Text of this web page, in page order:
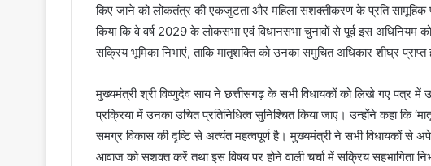
किए जाने को लोकतंत्र की एकजुटता और महिला सशक्तीकरण के प्रति सामूहिक
किया कि वे वर्ष 2029 के लोकसभा एवं विधानसभा चुनावों से पूर्व इस
सक्रिय भूमिका निभाएं, ताकि मातृशक्ति को उनका समुचित अधिकार शीघ्र
मुख्यमंत्री श्री विष्णुदेव साय ने छत्तीसगढ़ के सभी विधायकों को लिखे गए पत्र
प्रक्रिया में उनका उचित प्रतिनिधित्व सुनिश्चित किया जाए। उन्होंने कहा कि
समग्र विकास की दृष्टि से अत्यंत महत्वपूर्ण है। मुख्यमंत्री ने सभी विधायकों से
आवाज को सशक्त करें तथा इस विषय पर होने वाली चर्चा में सक्रिय सहभागिता